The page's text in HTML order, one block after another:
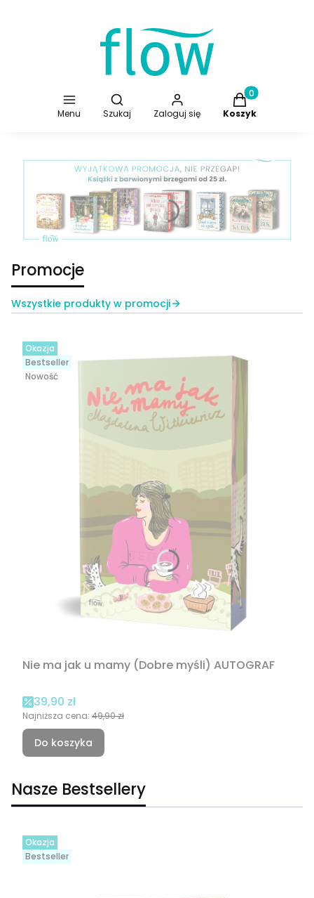
Menu
Otwórz wyszukiwarkę
Szukaj Zaloguj się
Produkty w
Koszyk
Promocje
Wszystkie produkty w promocji
Okazja
Bestseller
Nowość
Nie ma jak u mamy (Dobre myśli) AUTOGRAF
Cena promocyjna
39,90 zł
Najniższa cena: 49,90 zł
Do koszyka
Nasze Bestsellery
Okazja
Bestseller